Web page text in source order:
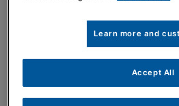
Rispetta l'ambiente
Gas Refrigerante R32
Learn more and
Accept All